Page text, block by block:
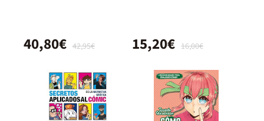
42,95€
40,80€ 16,00€
15,20€